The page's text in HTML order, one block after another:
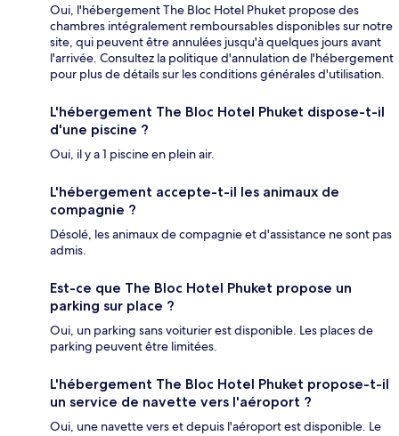
Oui, l'hébergement The Bloc Hotel Phuket propose des
chambres intégralement remboursables disponibles sur notre
site, qui peuvent être annulées jusqu'à quelques jours avant
l'arrivée. Consultez la politique d'annulation de l'hébergement
pour plus de détails sur les conditions générales d'utilisation.
L'hébergement The Bloc Hotel Phuket dispose-t-il
d'une piscine ?
Oui, il y a 1 piscine en plein air.
L'hébergement accepte-t-il les animaux de
compagnie ?
Désolé, les animaux de compagnie et d'assistance ne sont pas
admis.
Est-ce que The Bloc Hotel Phuket propose un
parking sur place ?
Oui, un parking sans voiturier est disponible. Les places de
parking peuvent être limitées.
L'hébergement The Bloc Hotel Phuket propose-t-il
un service de navette vers l'aéroport ?
Oui, une navette vers et depuis l'aéroport est disponible. Le